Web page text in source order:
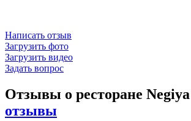
Написать отзыв
Загрузить фото
Загрузить видео
Задать вопрос
Отзывы о ресторане Negiya
отзывы